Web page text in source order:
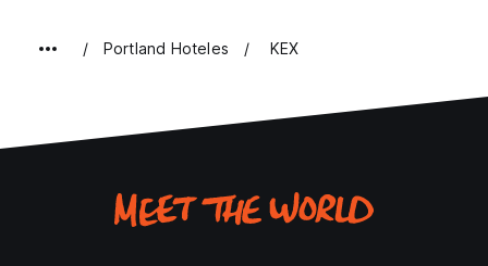
Portland Hoteles KEX